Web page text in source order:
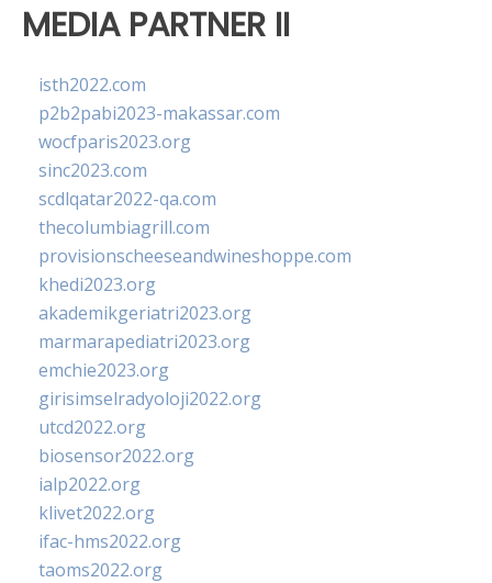
MEDIA PARTNER II
isth2022.com
p2b2pabi2023-makassar.com
wocfparis2023.org
sinc2023.com
scdlqatar2022-qa.com
thecolumbiagrill.com
provisionscheeseandwineshoppe.com
khedi2023.org
akademikgeriatri2023.org
marmarapediatri2023.org
emchie2023.org
girisimselradyoloji2022.org
utcd2022.org
biosensor2022.org
ialp2022.org
klivet2022.org
ifac-hms2022.org
taoms2022.org